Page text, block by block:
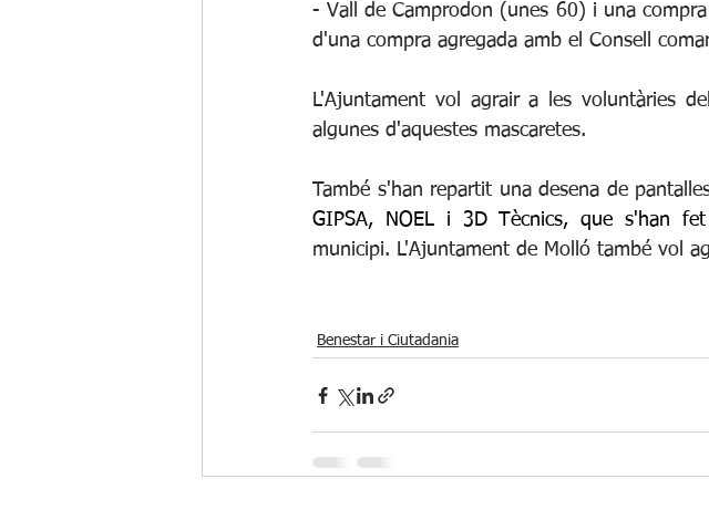
- Vall de Camprodon (unes 60) i una
d'una compra agregada amb el Consell
L'Ajuntament vol agrair a les voluntàries
algunes d'aquestes mascaretes.
També s'han repartit una desena de
GIPSA, NOEL i 3D Tècnics, que s'han
municipi. L'Ajuntament de Molló també vol
Benestar i Ciutadania